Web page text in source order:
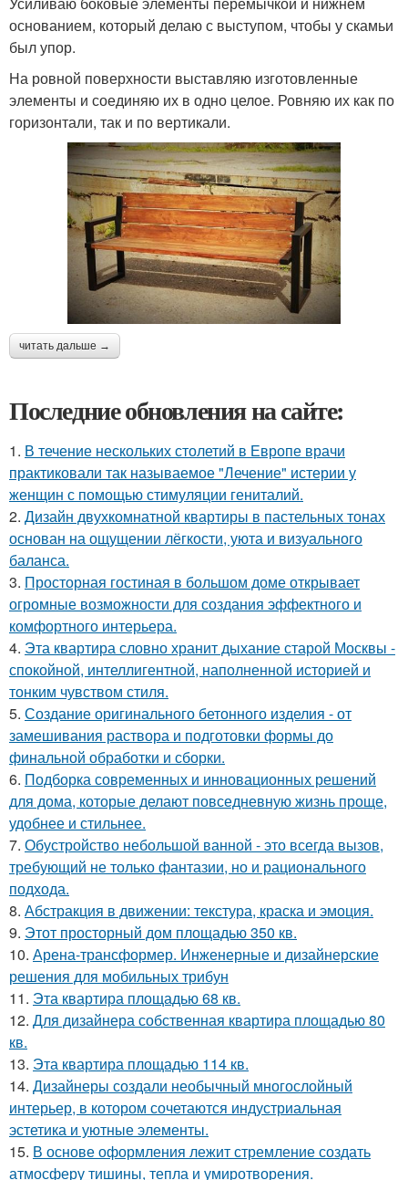
основанием, который делаю с выступом, чтобы у скамьи
был упор.
На ровной поверхности выставляю изготовленные
элементы и соединяю их в одно целое. Ровняю их как по
горизонтали, так и по вертикали.
читать дальше →
Последние обновления на сайте:
1. В течение нескольких столетий в Европе врачи
практиковали так называемое "Лечение" истерии у
женщин с помощью стимуляции гениталий.
2. Дизайн двухкомнатной квартиры в пастельных тонах
основан на ощущении лёгкости, уюта и визуального
баланса.
3. Просторная гостиная в большом доме открывает
огромные возможности для создания эффектного и
комфортного интерьера.
4. Эта квартира словно хранит дыхание старой Москвы -
спокойной, интеллигентной, наполненной историей и
тонким чувством стиля.
5. Создание оригинального бетонного изделия - от
замешивания раствора и подготовки формы до
финальной обработки и сборки.
6. Подборка современных и инновационных решений
для дома, которые делают повседневную жизнь проще,
удобнее и стильнее.
7. Обустройство небольшой ванной - это всегда вызов,
требующий не только фантазии, но и рационального
подхода.
8. Абстракция в движении: текстура, краска и эмоция.
9. Этот просторный дом площадью 350 кв.
10. Арена-трансформер. Инженерные и дизайнерские
решения для мобильных трибун
11. Эта квартира площадью 68 кв.
12. Для дизайнера собственная квартира площадью 80
кв.
13. Эта квартира площадью 114 кв.
14. Дизайнеры создали необычный многослойный
интерьер, в котором сочетаются индустриальная
эстетика и уютные элементы.
15. В основе оформления лежит стремление создать
атмосферу тишины, тепла и умиротворения.